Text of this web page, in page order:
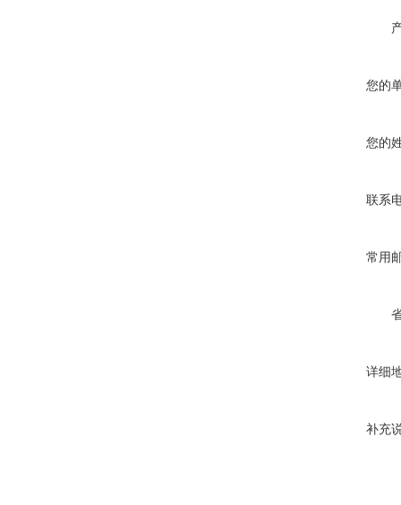
您的
您的
联系
常用
详细
补充